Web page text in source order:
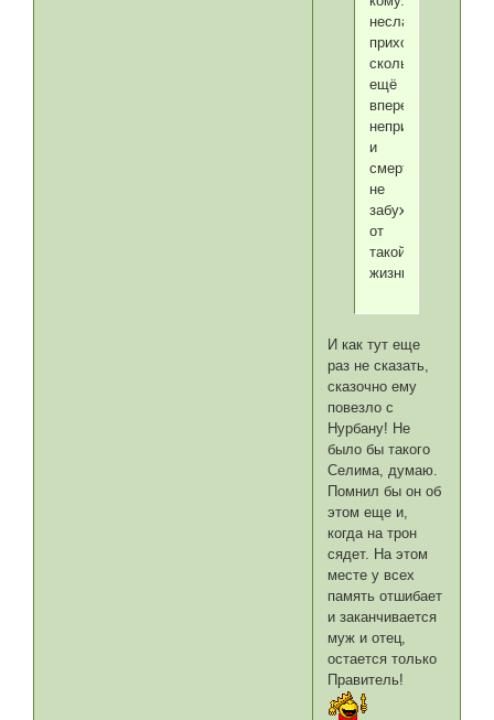
несладко
приходится.А
сколько
ещё
впереди
неприятностей
и
смертей.Как
не
забухать
от
такой
жизни.
И как тут еще
раз не сказать,
сказочно ему
повезло с
Нурбану! Не
было бы такого
Селима, думаю.
Помнил бы он об
этом еще и,
когда на трон
сядет. На этом
месте у всех
память отшибает
и заканчивается
муж и отец,
остается только
Правитель!